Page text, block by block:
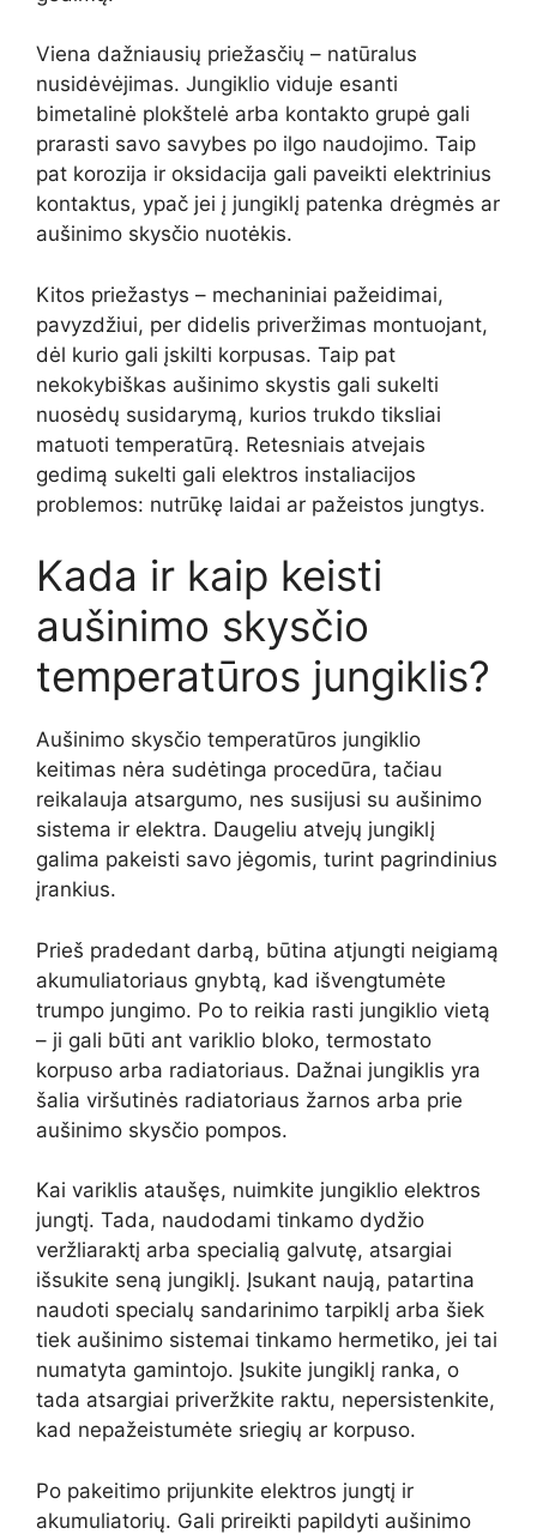
Viena dažniausių priežasčių – natūralus
nusidėvėjimas. Jungiklio viduje esanti
bimetalinė plokštelė arba kontakto grupė gali
prarasti savo savybes po ilgo naudojimo. Taip
pat korozija ir oksidacija gali paveikti elektrinius
kontaktus, ypač jei į jungiklį patenka drėgmės ar
aušinimo skysčio nuotėkis.
Kitos priežastys – mechaniniai pažeidimai,
pavyzdžiui, per didelis priveržimas montuojant,
dėl kurio gali įskilti korpusas. Taip pat
nekokybiškas aušinimo skystis gali sukelti
nuosėdų susidarymą, kurios trukdo tiksliai
matuoti temperatūrą. Retesniais atvejais
gedimą sukelti gali elektros instaliacijos
problemos: nutrūkę laidai ar pažeistos jungtys.
Kada ir kaip keisti
aušinimo skysčio
temperatūros jungiklis?
Aušinimo skysčio temperatūros jungiklio
keitimas nėra sudėtinga procedūra, tačiau
reikalauja atsargumo, nes susijusi su aušinimo
sistema ir elektra. Daugeliu atvejų jungiklį
galima pakeisti savo jėgomis, turint pagrindinius
įrankius.
Prieš pradedant darbą, būtina atjungti neigiamą
akumuliatoriaus gnybtą, kad išvengtumėte
trumpo jungimo. Po to reikia rasti jungiklio vietą
– ji gali būti ant variklio bloko, termostato
korpuso arba radiatoriaus. Dažnai jungiklis yra
šalia viršutinės radiatoriaus žarnos arba prie
aušinimo skysčio pompos.
Kai variklis ataušęs, nuimkite jungiklio elektros
jungtį. Tada, naudodami tinkamo dydžio
veržliaraktį arba specialią galvutę, atsargiai
išsukite seną jungiklį. Įsukant naują, patartina
naudoti specialų sandarinimo tarpiklį arba šiek
tiek aušinimo sistemai tinkamo hermetiko, jei tai
numatyta gamintojo. Įsukite jungiklį ranka, o
tada atsargiai priveržkite raktu, nepersistenkite,
kad nepažeistumėte sriegių ar korpuso.
Po pakeitimo prijunkite elektros jungtį ir
akumuliatorių. Gali prireikti papildyti aušinimo